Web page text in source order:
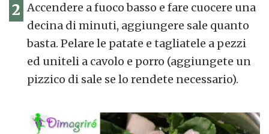
2 Accendere a fuoco basso e fare cuocere una
decina di minuti, aggiungere sale quanto
basta. Pelare le patate e tagliatele a pezzi
ed uniteli a cavolo e porro (aggiungete un
pizzico di sale se lo rendete necessario).